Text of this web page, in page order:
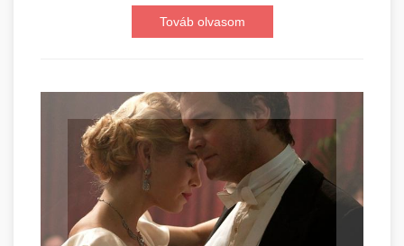
Továb olvasom